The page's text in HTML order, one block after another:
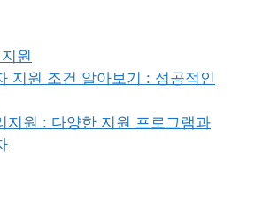
원
지원 조건 알아보기 : 성공적인
지원 : 다양한 지원 프로그램과